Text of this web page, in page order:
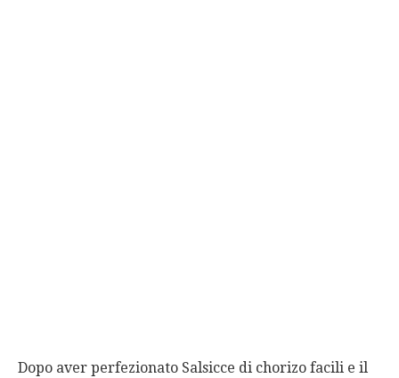
Dopo aver perfezionato Salsicce di chorizo facili e il